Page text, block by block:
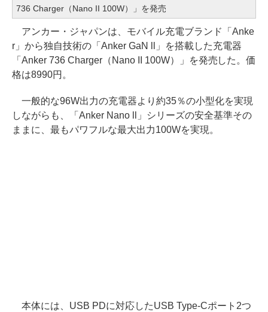
736 Charger（Nano II 100W）」を発売
アンカー・ジャパンは、モバイル充電ブランド「Anke
r」から独自技術の「Anker GaN ll」を搭載した充電器
「Anker 736 Charger（Nano II 100W）」を発売した。価
格は8990円。
一般的な96W出力の充電器より約35％の小型化を実現
しながらも、「Anker Nano ll」シリーズの安全基準その
ままに、最もパワフルな最大出力100Wを実現。
本体には、USB PDに対応したUSB Type-Cポート2つ